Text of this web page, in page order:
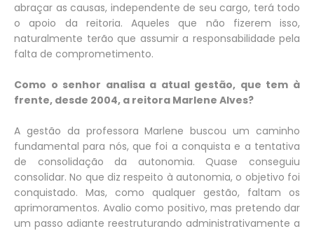
abraçar as causas, independente de seu cargo, terá todo
o apoio da reitoria. Aqueles que não fizerem isso,
naturalmente terão que assumir a responsabilidade pela
falta de comprometimento.
Como o senhor analisa a atual gestão, que tem à
frente, desde 2004, a reitora Marlene Alves?
A gestão da professora Marlene buscou um caminho
fundamental para nós, que foi a conquista e a tentativa
de consolidação da autonomia. Quase conseguiu
consolidar. No que diz respeito à autonomia, o objetivo foi
conquistado. Mas, como qualquer gestão, faltam os
aprimoramentos. Avalio como positivo, mas pretendo dar
um passo adiante reestruturando administrativamente a